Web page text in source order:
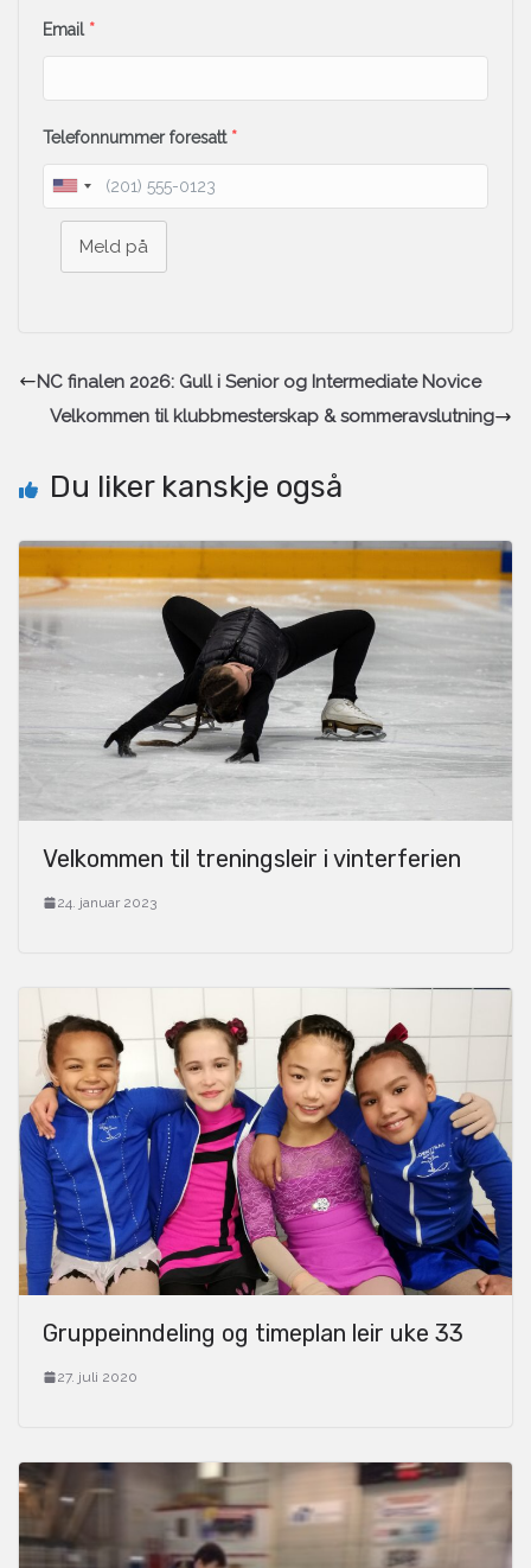
Email *
Telefonnummer foresatt *
Meld på
NC finalen 2026: Gull i Senior og Intermediate Novice
Velkommen til klubbmesterskap & sommeravslutning
Du liker kanskje også
Velkommen til treningsleir i vinterferien
24. januar 2023
Gruppeinndeling og timeplan leir uke 33
27. juli 2020